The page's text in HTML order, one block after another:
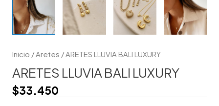
Inicio / Aretes / ARETES LLUVIA BALI LUXURY
ARETES LLUVIA BALI LUXURY
$33.450